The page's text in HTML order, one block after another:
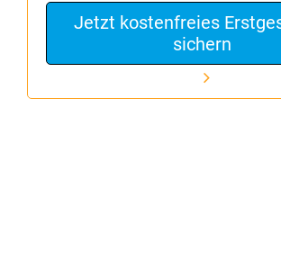
Jetzt kostenfreies
sichern